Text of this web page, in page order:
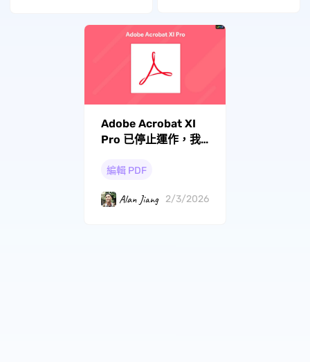
Adobe Acrobat XI
Pro 已停止運作，我
編輯 PDF
Alan Jiang 2/3/2026